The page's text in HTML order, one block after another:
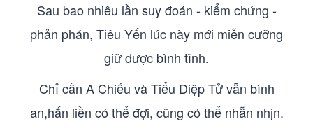
Sau bao nhiêu lần suy đoán - kiểm chứng -
phản phán, Tiêu Yến lúc này mới miễn cưỡng
giữ được bình tĩnh.
Chỉ cần A Chiếu và Tiểu Diệp Tử vẫn bình
an,hắn liền có thể đợi, cũng có thể nhẫn nhịn.